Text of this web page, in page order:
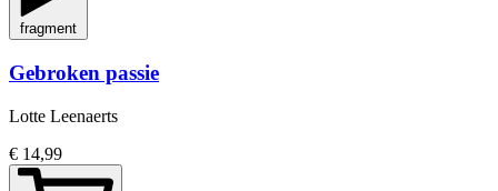
fragment
Gebroken passie
Lotte Leenaerts
€ 14,99